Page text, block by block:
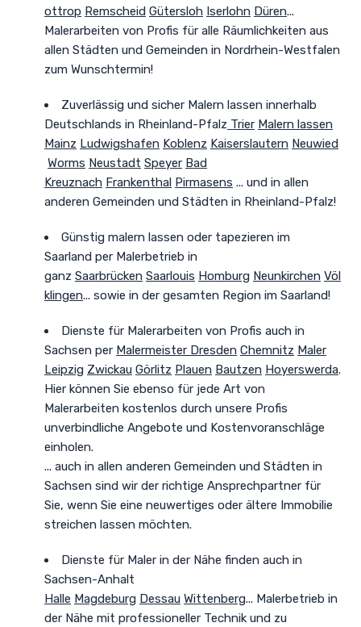
ottrop Remscheid Gütersloh Iserlohn Düren...
Malerarbeiten von Profis für alle Räumlichkeiten aus
allen Städten und Gemeinden in Nordrhein-Westfalen
zum Wunschtermin!
Zuverlässig und sicher Malern lassen innerhalb
Deutschlands in Rheinland-Pfalz Trier Malern lassen
Mainz Ludwigshafen Koblenz Kaiserslautern Neuwied
Worms Neustadt Speyer Bad
Kreuznach Frankenthal Pirmasens ... und in allen
anderen Gemeinden und Städten in Rheinland-Pfalz!
Günstig malern lassen oder tapezieren im
Saarland per Malerbetrieb in
ganz Saarbrücken Saarlouis Homburg Neunkirchen Völ
klingen... sowie in der gesamten Region im Saarland!
Dienste für Malerarbeiten von Profis auch in
Sachsen per Malermeister Dresden Chemnitz Maler
Leipzig Zwickau Görlitz Plauen Bautzen Hoyerswerda.
Hier können Sie ebenso für jede Art von
Malerarbeiten kostenlos durch unsere Profis
unverbindliche Angebote und Kostenvoranschläge
einholen.
... auch in allen anderen Gemeinden und Städten in
Sachsen sind wir der richtige Ansprechpartner für
Sie, wenn Sie eine neuwertiges oder ältere Immobilie
streichen lassen möchten.
Dienste für Maler in der Nähe finden auch in
Sachsen-Anhalt
Halle Magdeburg Dessau Wittenberg... Malerbetrieb in
der Nähe mit professioneller Technik und zu